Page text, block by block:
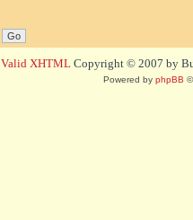
Valid XHTML Copyright © 2007 by
Powered by phpBB